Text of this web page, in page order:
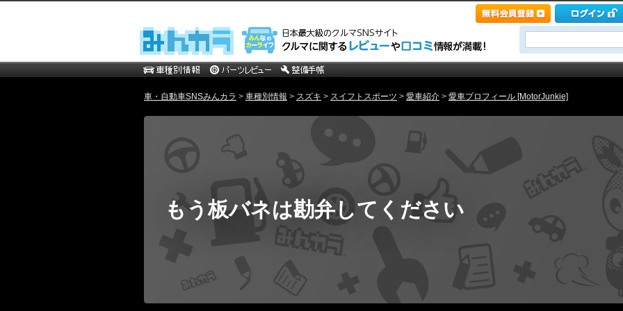
車・自動車SNSみんカラ > 車種別情報 > スズキ > スイフトスポーツ > 愛車紹介 > 愛車プロフィール [MotorJunkie]
もう板バネは勘弁してください